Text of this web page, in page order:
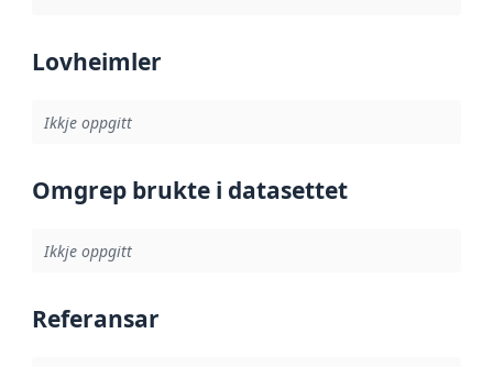
Lovheimler
Ikkje oppgitt
Omgrep brukte i datasettet
Ikkje oppgitt
Referansar